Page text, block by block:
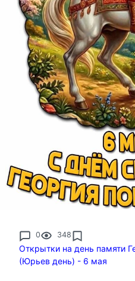
0 348
Открытки на день памяти
(Юрьев день) - 6 мая